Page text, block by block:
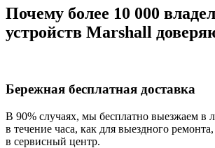
Почему более 10 000
устройств Marshall
Бережная бесплатная доставка
В 90% случаях, мы бесплатно выезжаем в
в течение часа, как для выездного
в сервисный центр.